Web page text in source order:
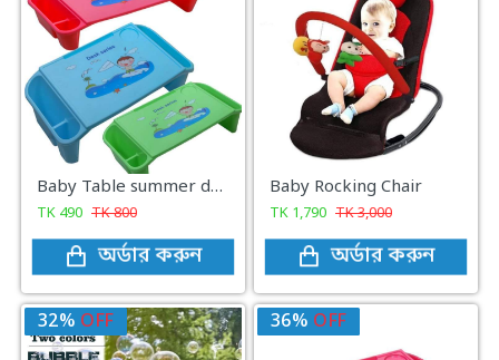
Baby Table summer design Sky Blue colour
TK 490 TK800
অর্ডার করুন
Baby Rocking Chair
TK 1,790 TK3,000
অর্ডার করুন
32% OFF 36% OFF